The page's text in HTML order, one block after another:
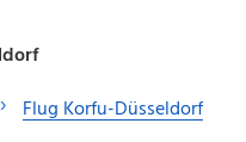
Flug Korfu-Düsseldorf